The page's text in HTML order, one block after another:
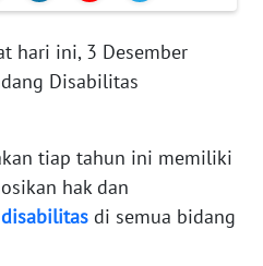
hari ini, 3 Desember
Disabilitas
tiap tahun ini memiliki
hak dan
disabilitas di semua bidang